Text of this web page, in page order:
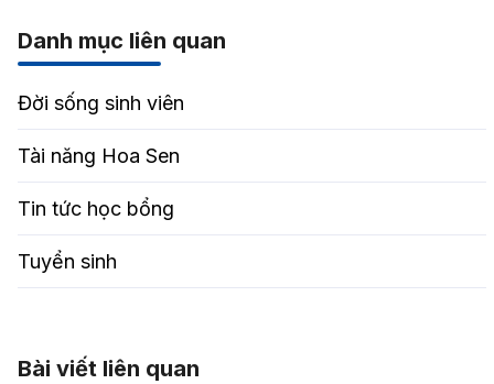
Danh mục liên quan
Đời sống sinh viên
Tài năng Hoa Sen
Tin tức học bổng
Tuyển sinh
Bài viết liên quan